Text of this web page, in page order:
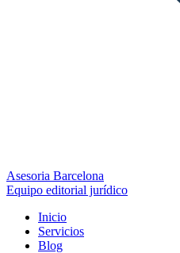
Asesoria Barcelona
Equipo editorial jurídico
Inicio
Servicios
Blog